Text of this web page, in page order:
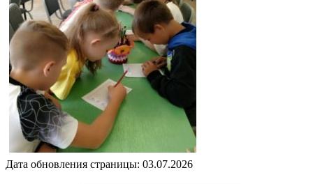
Дата обновления страницы: 03.07.2026